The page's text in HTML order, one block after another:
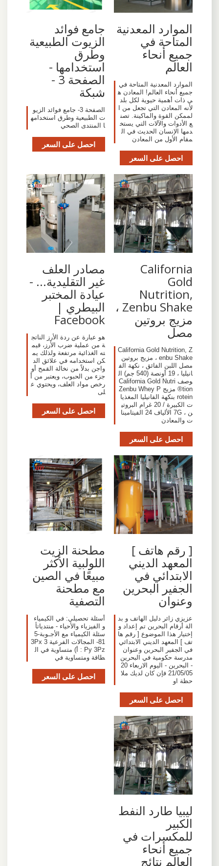
الموارد المعدنية
المتاحة في
جميع أنحاء
العالم
الموارد المعدنية المتاحة في
جميع أنحاء العالم! المعادن ه
ي ذات أهمية حيوية لكل بلد
لأنه المعادن التي تجعل من ا
لممكن القوة والماكينة. تصن
ع الأدوات والآلات التي يستخ
دمها الإنسان الحديث في ال
مقام الأول من المعادن
احصل على السعر
جامع فوائد
الزيوت الطبيعية
وطرق
استخدامها -
الصفحة 3 -
شبكة
الصفحة 3- جامع فوائد الزيو
ت الطبيعية وطرق استخدامه
ا المنتدى الصحي
احصل على السعر
California
Gold
Nutrition,
Zenbu Shake ،
مزيج بروتين
مصل
California Gold Nutrition, Z
enbu Shake ، مزيج بروتين
مصل اللبن الفائق ، نكهة الف
انيليا ، 19 أونصة (540 جم) ال
وصف California Gold Nutri
tion® مزيج Zenbu Whey P
rotein بنكهة الفانيليا المغذيا
ت الكبيرة / 20 غرام البروتي
ن ، 7G الألياف 24 الفيتامينا
ت والمعادن
احصل على السعر
‫مصادر العلف
غير التقليدية... -
عيادة المختبر
البيطري |
Facebook‬
هو عبارة عن ردة الأرز الناتج
ة من عملية ضرب الأرز، قيم
ته الغذائية مرتفعة ولذلك يم
كن استخدامه في علائق الد
واجن بدلاً من نخالة القمح أو
جزء من الحبوب، ويعتبر من أ
رخص مواد العلف، ويحتوي ع
لى
احصل على السعر
[ رقم هاتف ]
المعهد الديني
الابتدائي في
الجفير البحرين
وعنوان
عزيزي زائر دليل الهاتف و بد
الة أرقام البحرين تم إعداد و
إختيار هذا الموضوع [ رقم ها
تف ] المعهد الديني الابتدائي
في الجفير البحرين وعنوان
مدرسة حكومية في البحرين
- البحرين - اليوم الاربعاء 20
21/05/05 فإن كان لديك ملا
حظة او
احصل على السعر
مطحنة الزيت
اللولبية الأكثر
مبيعًا في الصين
مع مطحنة
التصفية
أسئلة تحصيلي: في الكيمياء
و الفيزياء والأحياء - منتدياتأ
سئلة الكيمياء مع الأجـوبة-5
‏81- المجالات الفرعية 3Px 3
Py 3Pz : ‏أ) متساوية في ال
طاقة ومتساوية في
احصل على السعر
ليبيا طارد النفط
الكبير
للمكسرات في
جميع أنحاء
العالم نتائج